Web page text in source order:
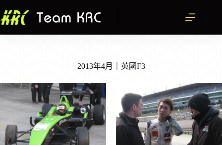
至
2013年4月｜英國F3